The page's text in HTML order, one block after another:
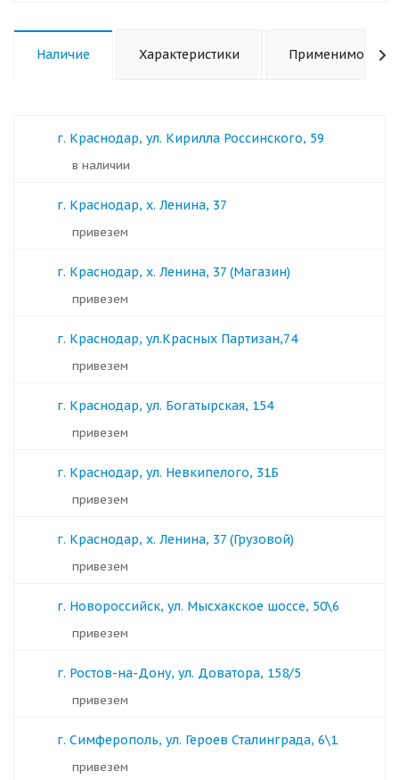
Наличие Характеристики Применимость
г. Краснодар, ул. Кирилла Россинского, 59
в наличии
г. Краснодар, х. Ленина, 37
Привезем
г. Краснодар, х. Ленина, 37 (Магазин)
Привезем
г. Краснодар, ул.Красных Партизан,74
Привезем
г. Краснодар, ул. Богатырская, 154
Привезем
г. Краснодар, ул. Невкипелого, 31Б
Привезем
г. Краснодар, х. Ленина, 37 (Грузовой)
Привезем
г. Новороссийск, ул. Мысхакское шоссе, 50\6
Привезем
г. Ростов-на-Дону, ул. Доватора, 158/5
Привезем
г. Симферополь, ул. Героев Сталинграда, 6\1
Привезем